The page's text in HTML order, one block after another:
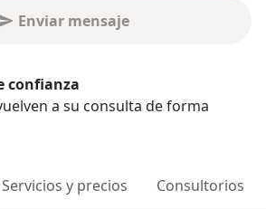
Enviar mensaje
confianza
a su consulta de forma
Servicios y precios Consultorios